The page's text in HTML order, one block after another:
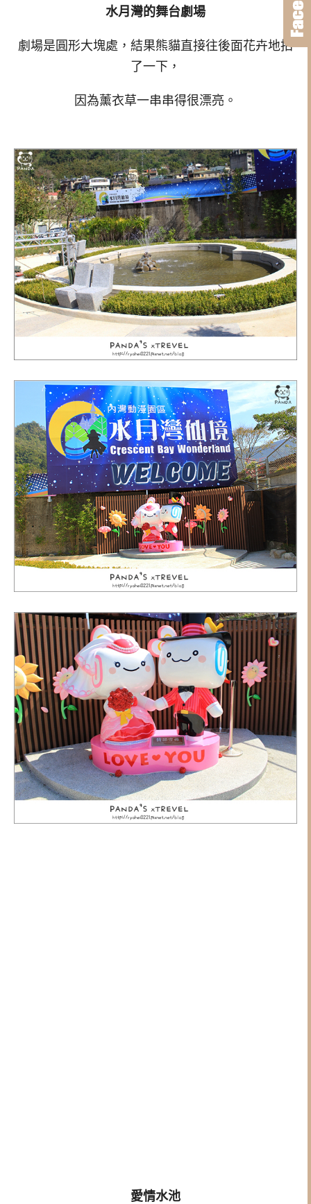
水月灣的舞台劇場
劇場是圓形大塊處，結果熊貓直接往後面花卉地拍
了一下，
因為薰衣草一串串得很漂亮。
愛情水池